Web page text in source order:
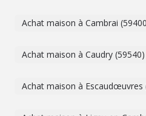
Achat maison à Cambrai
Achat maison à Caudry (59540)
Achat maison à Escaudœuvres